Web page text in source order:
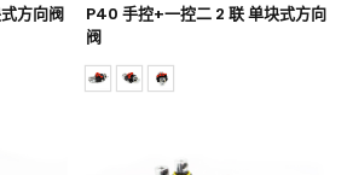
方向阀
P40 手控+一控二 2 联 单块式方向
阀